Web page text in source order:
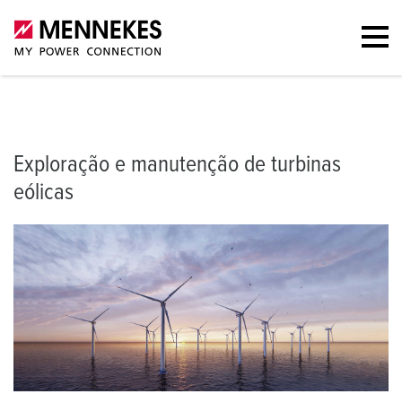
Exploração e manutenção de turbinas eólicas
Exploração e manutenção de turbinas
eólicas